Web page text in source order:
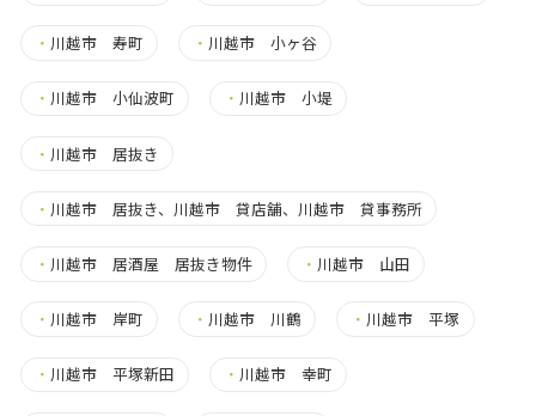
・ 川越市 寿町 ・ 川越市 小ヶ谷
・ 川越市 小仙波町 ・ 川越市 小堤
・ 川越市 居抜き
・ 川越市 居抜き、川越市 貸店舗、川越市 貸事務所
・ 川越市 居酒屋 居抜き物件 ・ 川越市 山田
・ 川越市 岸町 ・ 川越市 川鶴 ・ 川越市 平塚
・ 川越市 平塚新田 ・ 川越市 幸町